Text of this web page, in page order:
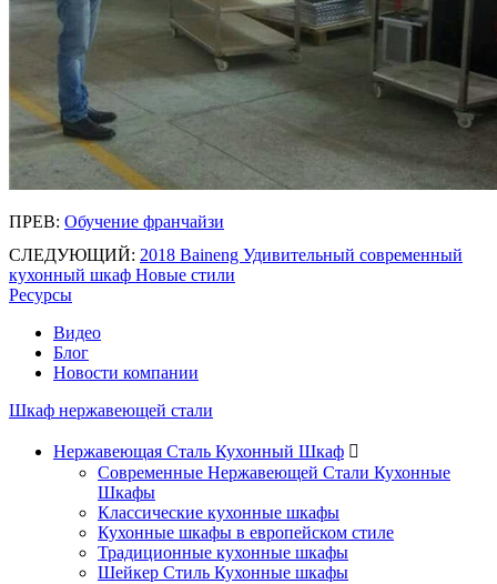
ПРЕВ: Обучение франчайзи
СЛЕДУЮЩИЙ: 2018 Baineng Удивительный современный
кухонный шкаф Новые стили
Ресурсы
Видео
Блог
Новости компании
Шкаф нержавеющей стали
Нержавеющая Сталь Кухонный Шкаф 
Современные Нержавеющей Стали Кухонные
Шкафы
Классические кухонные шкафы
Кухонные шкафы в европейском стиле
Традиционные кухонные шкафы
Шейкер Стиль Кухонные шкафы